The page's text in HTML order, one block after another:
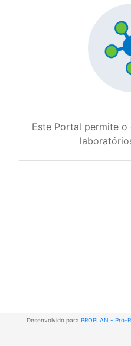
Este Portal permite
Desenvolvido para PROPLAN - Pró-